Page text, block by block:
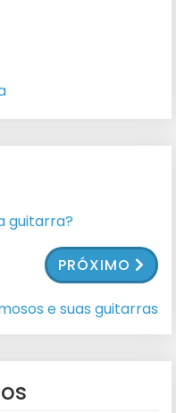
guitarra?
PRÓXIMO
e suas guitarras